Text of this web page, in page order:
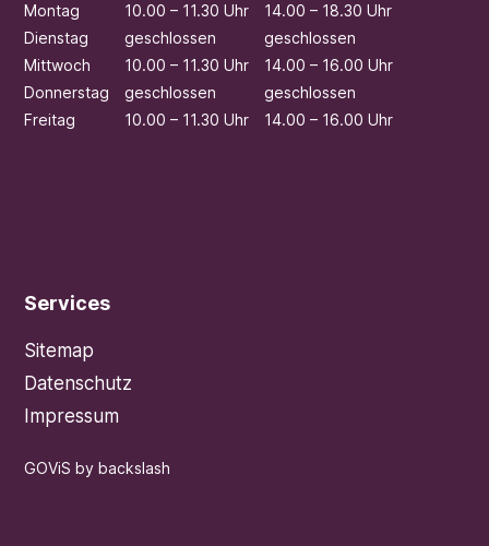
Montag 10.00 – 11.30 Uhr
14.00 – 18.30 Uhr
Dienstag geschlossen
geschlossen
Mittwoch 10.00 – 11.30 Uhr
14.00 – 16.00 Uhr
Donnerstag geschlossen
geschlossen
Freitag 10.00 – 11.30 Uhr 14.00 – 16.00 Uhr
Services
Sitemap
Datenschutz
Impressum
GOViS bybackslash